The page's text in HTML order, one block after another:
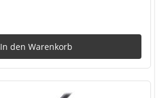
In den Warenkorb